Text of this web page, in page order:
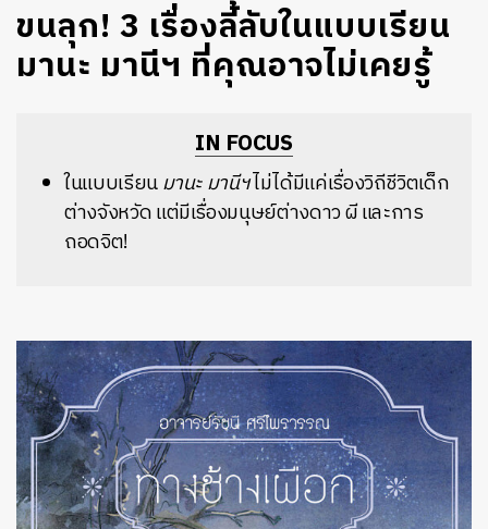
ขนลุก! 3 เรื่องลี้ลับในแบบเรียน
มานะ มานีฯ ที่คุณอาจไม่เคยรู้
IN FOCUS
ในแบบเรียนมานะ มานีฯไม่ได้มีแค่เรื่องวิถีชีวิตเด็ก
ต่างจังหวัด แต่มีเรื่องมนุษย์ต่างดาว ผี และการ
ถอดจิต!